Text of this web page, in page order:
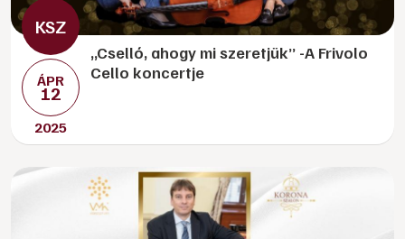
ÁPR
12
2025
„Cselló, ahogy mi szeretjük” -A Frivolo
Cello koncertje